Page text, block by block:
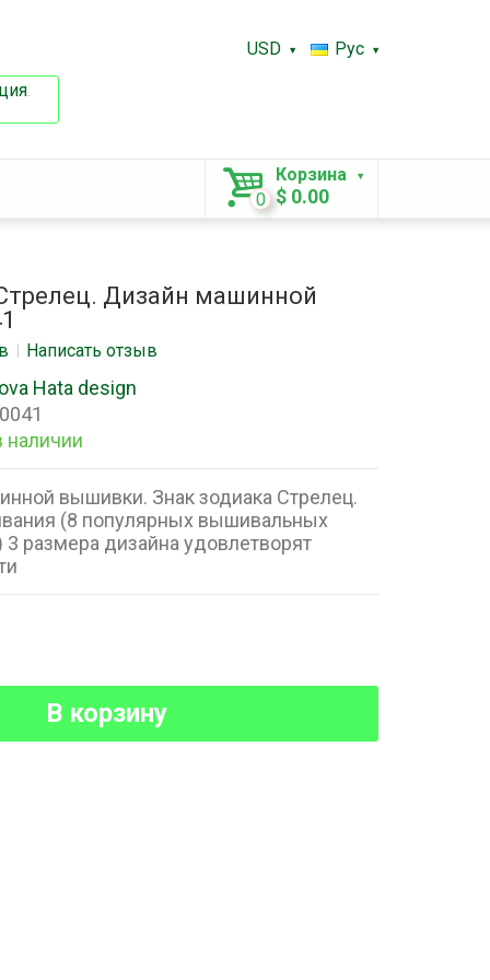
USD
Рус
.
Корзина
0 $ 0.00
Дизайн машинной
Написать отзыв
Hata design
наличии
вышивки. Знак зодиака Стрелец.
(8 популярных вышивальных
размера дизайна удовлетворят
В корзину